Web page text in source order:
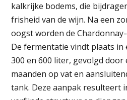
kalkrijke bodems, die
frisheid van de wijn. Na een
oogst worden de
De fermentatie vindt plaats
300 en 600 liter, gevolgd door
maanden op vat en
tank. Deze aanpak resulteert